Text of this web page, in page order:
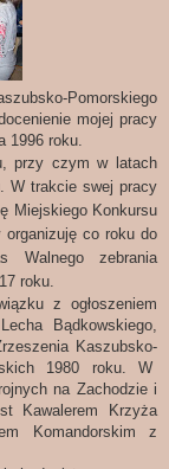
Pomorskiego
mojej pracy
1996 roku.
przy czym w latach
W trakcie swej pracy
Miejskiego Konkursu
organizuję co roku do
Walnego zebrania
roku.
z ogłoszeniem
Bądkowskiego,
Kaszubsko-
1980 roku. W
na Zachodzie i
Kawalerem Krzyża
Komandorskim z